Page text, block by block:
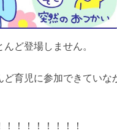
ど登場しません。
ど育児に参加できていな
！！！！！！！